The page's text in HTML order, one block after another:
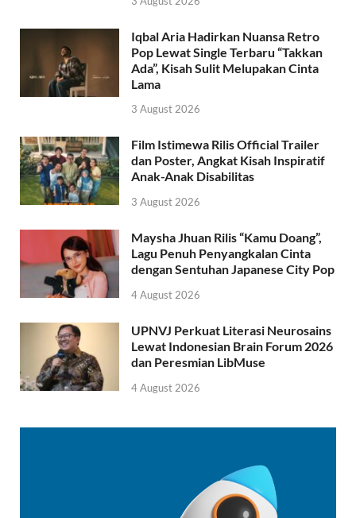
Iqbal Aria Hadirkan Nuansa Retro
Pop Lewat Single Terbaru “Takkan
Ada”, Kisah Sulit Melupakan Cinta
Lama
3 August 2026
Film Istimewa Rilis Official Trailer
dan Poster, Angkat Kisah Inspiratif
Anak-Anak Disabilitas
3 August 2026
Maysha Jhuan Rilis “Kamu Doang”,
Lagu Penuh Penyangkalan Cinta
dengan Sentuhan Japanese City Pop
4 August 2026
UPNVJ Perkuat Literasi Neurosains
Lewat Indonesian Brain Forum 2026
dan Peresmian LibMuse
4 August 2026